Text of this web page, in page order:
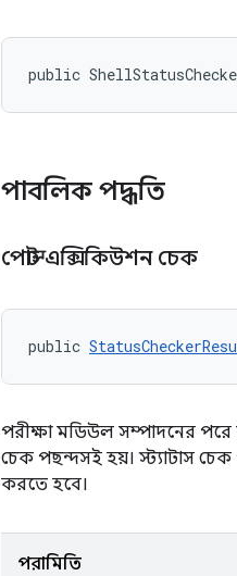
public
পাবলিক পদ্ধতি
পোস্ট এক্সিকিউশন চেক
public
পরীক্ষা মডিউল সম্পাদনের পরে
চেক পছন্দসই হয়। স্ট্যাটাস চেক
করতে হবে।
পরামিতি